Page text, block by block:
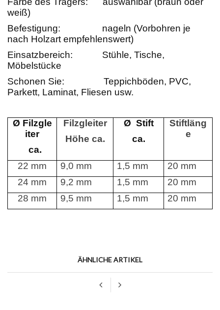
weiß)
Befestigung:
nageln (Vorbohren je
nach Holzart empfehlenswert)
Einsatzbereich:
Stühle, Tische,
Möbelstücke
Schonen Sie:
Teppichböden, PVC,
Parkett, Laminat, Fliesen usw.
Ø Filzgle
iter
ca.
Filzgleiter
Höhe ca.
Ø Stift
ca.
Stiftläng
e
22 mm 9,0 mm 1,5 mm
20 mm
24 mm
9,2 mm 1,5 mm
20 mm
28 mm
9,5 mm 1,5 mm 20 mm
ÄHNLICHE ARTIKEL